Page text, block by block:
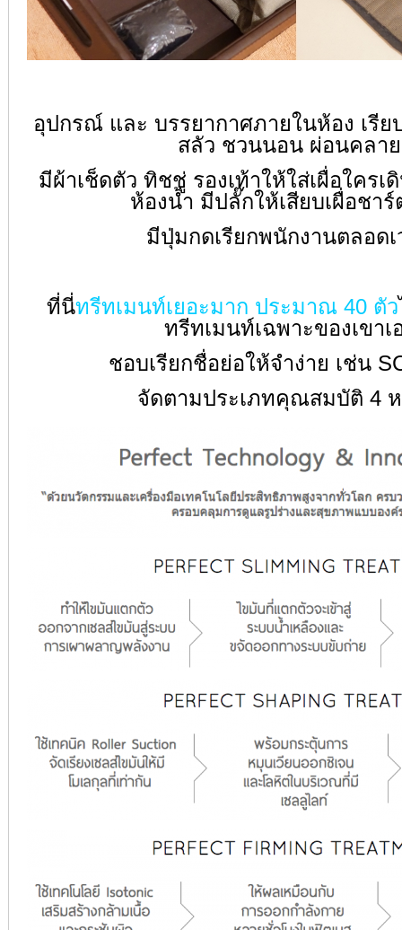
อุปกรณ์ และ บรรยากาศภายในห้อง เรีย
สลัว ชวนนอน ผ่อนคลาย
มีผ้าเช็ดตัว ทิชชู่ รองเท้าให้ใส่เผื่อใครเ
ห้องน้ำ มีปลั๊กให้เสียบเผื่อชา
มีปุ่มกดเรียกพนักงานตลอดเ
ที่นี่ทรีทเมนท์เยอะมาก ประมาณ 40 ตัว
ทรีทเมนท์เฉพาะของเขาเ
ชอบเรียกชื่อย่อให้จำง่าย เช่น
จัดตามประเภทคุณสมบัติ 4